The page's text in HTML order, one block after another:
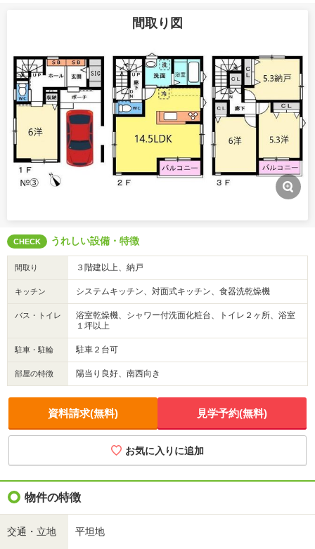
間取り図
CHECK うれしい設備・特徴
間取り ３階建以上、納戸
キッチン システムキッチン、対面式キッチン、食器洗乾燥機
バス・トイレ
浴室乾燥機、シャワー付洗面化粧台、トイレ２ヶ所、浴室
１坪以上
駐車・駐輪 駐車２台可
部屋の特徴 陽当り良好、南西向き
資料請求(無料) 見学予約(無料)
お気に入りに追加
物件の特徴
交通・立地 平坦地